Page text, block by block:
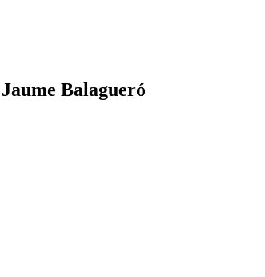
Balagueró